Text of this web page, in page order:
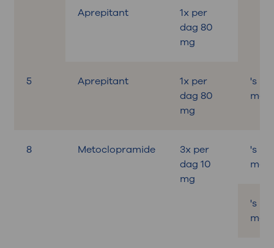
Aprepitant
1x per
dag 80
mg
5 Aprepitant
1x per
dag 80
mg
's
met
8 Metoclopramide
3x per
dag 10
mg
's
met
's
met